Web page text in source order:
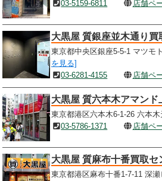
03-5159-6811
店舗ペ
大黒屋 質銀座並木通り買
東京都中央区銀座5-5-1 マツモ
を見る]
03-6281-4155
店舗ペ
大黒屋 質六本木アマンド
東京都港区六本木6-1-26 六本
03-5786-1371
店舗ペ
大黒屋 質麻布十番買取セ
東京都港区麻布十番1-7-11 深